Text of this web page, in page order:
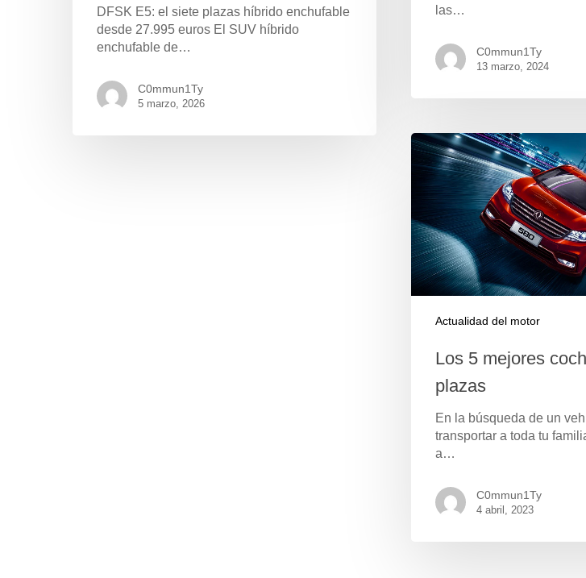
DFSK E5: el siete plazas híbrido enchufable
desde 27.995 euros El SUV híbrido
enchufable de…
C0mmun1Ty
5 marzo, 2026
las…
C0mmun1Ty
13 marzo, 2024
Actualidad del motor
Los 5 mejores
plazas
En la búsqueda de un
transportar a toda tu
a…
C0mmun1Ty
4 abril, 2023